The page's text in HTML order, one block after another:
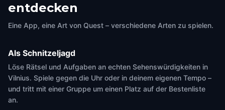
entdecken
Eine App, eine Art von Quest – verschiedene Arten zu spielen.
Als Schnitzeljagd
Löse Rätsel und Aufgaben an echten Sehenswürdigkeiten in
Vilnius. Spiele gegen die Uhr oder in deinem eigenen Tempo –
und tritt mit einer Gruppe um einen Platz auf der Bestenliste
an.